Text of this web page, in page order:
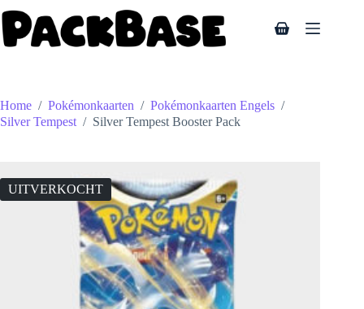
naar
de
inhoud
Winkelwagen
Home / Pokémonkaarten / Pokémonkaarten Engels /
Silver Tempest / Silver Tempest Booster Pack
UITVERKOCHT